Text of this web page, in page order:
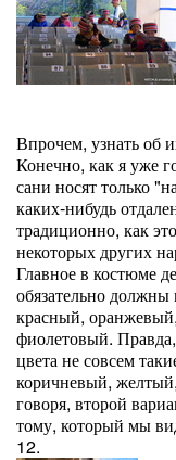
Впрочем, узнать об
Конечно, как я уже
сани носят только
каких-нибудь
традиционно, как
некоторых других
Главное в костюме
обязательно должны
красный,
фиолетовый.
цвета не совсем
коричневый,
говоря, второй
тому, который мы
12.